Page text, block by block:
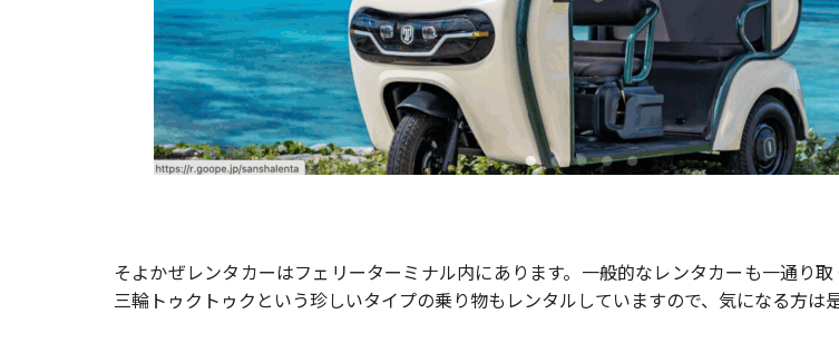
そよかぜレンタカーはフェリーターミナル内にあります。一般的なレンタカーも一通り
三輪トゥクトゥクという珍しいタイプの乗り物もレンタルしていますので、気になる方は